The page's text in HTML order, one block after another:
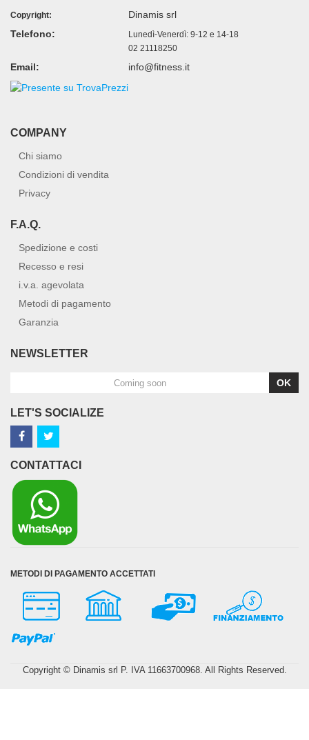
Copyright:
Dinamis srl
Telefono:
Lunedì-Venerdì: 9-12 e 14-18
02 21118250
Email: info@fitness.it
COMPANY
Chi siamo
Condizioni di vendita
Privacy
F.A.Q.
Spedizione e costi
Recesso e resi
i.v.a. agevolata
Metodi di pagamento
Garanzia
NEWSLETTER
OK
LET'S SOCIALIZE
CONTATTACI
METODI DI PAGAMENTO ACCETTATI
Copyright © Dinamis srl P. IVA 11663700968. All Rights Reserved.